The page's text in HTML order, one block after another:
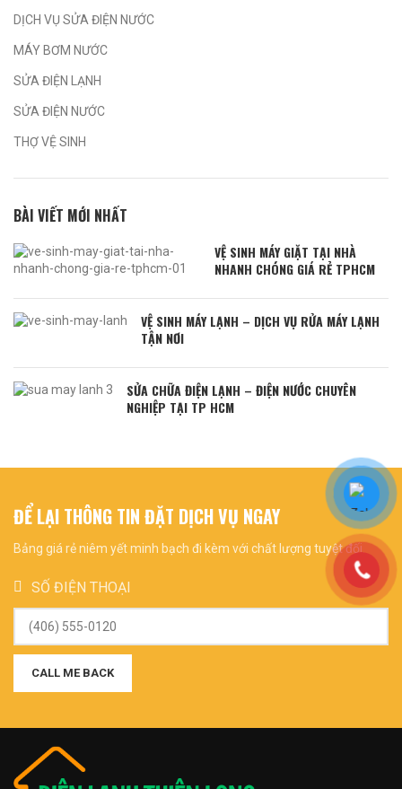
DỊCH VỤ SỬA ĐIỆN NƯỚC
MÁY BƠM NƯỚC
SỬA ĐIỆN LẠNH
SỬA ĐIỆN NƯỚC
THỢ VỆ SINH
BÀI VIẾT MỚI NHẤT
VỆ SINH MÁY GIẶT TẠI NHÀ
NHANH CHÓNG GIÁ RẺ TPHCM
VỆ SINH MÁY LẠNH – DỊCH VỤ RỬA MÁY LẠNH
TẬN NƠI
SỬA CHỮA ĐIỆN LẠNH – ĐIỆN NƯỚC CHUYÊN
NGHIỆP TẠI TP HCM
ĐỂ LẠI THÔNG TIN ĐẶT DỊCH VỤ NGAY
Bảng giá rẻ niêm yết minh bạch đi kèm với chất lượng tuyệt đối.
SỐ ĐIỆN THOẠI